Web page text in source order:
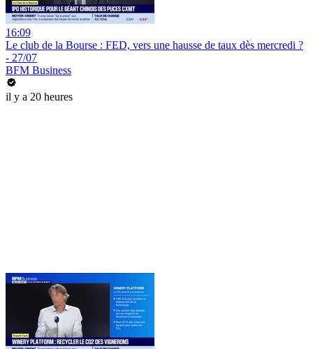
16:09
Le club de la Bourse : FED, vers une hausse de taux dès mercredi ?
- 27/07
BFM Business
il y a 20 heures